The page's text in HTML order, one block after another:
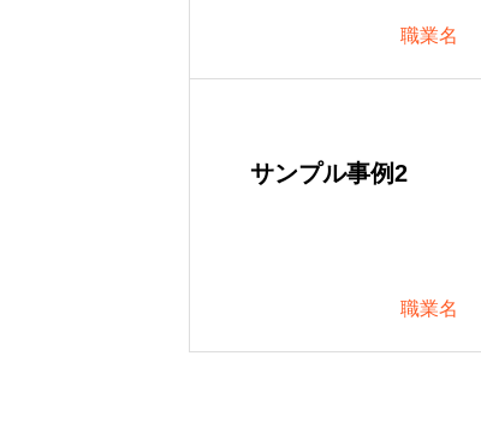
職業名
サンプル事例2
職業名